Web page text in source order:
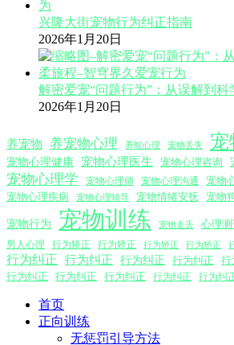
兴隆大街宠物行为纠正指南
2026年1月20日
解密爱宠“问题行为”：从误解到
2026年1月20日
养宠物 养宠物心理 养蛇心理 宠物丢失 宠
宠物心理健康 宠物心理医生 宠物心理咨询
宠物心理学 宠物心理师 宠物心理沟通 宠物
宠物心理疾病
宠物心理辅导 宠物情绪安抚 宠物
宠物行为 宠物训练 宠物走丢 心理
男人心理 行为矫正 行为矫正 行为矫正 行为矫正
行为纠正 行为纠正 行为纠正 行为纠正 行
行为纠正
行为纠正 行为纠正 行为纠正 行为纠
首页
正向训练
无惩罚引导方法